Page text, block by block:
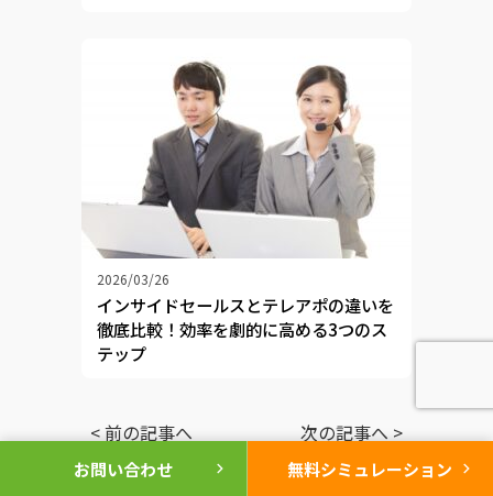
2026/03/26
インサイドセールスとテレアポの違いを
徹底比較！効率を劇的に高める3つのス
テップ
< 前の記事へ 次の記事へ >
お問い合わせ chevron_right 無料シミュレーション chevron_right